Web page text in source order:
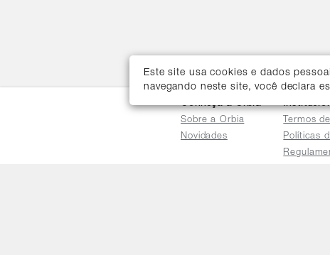
Este site usa cookies e dados
navegando neste site, você declara
Conheça a Orbia
Sobre a Orbia
Novidades
Termos
Políticas